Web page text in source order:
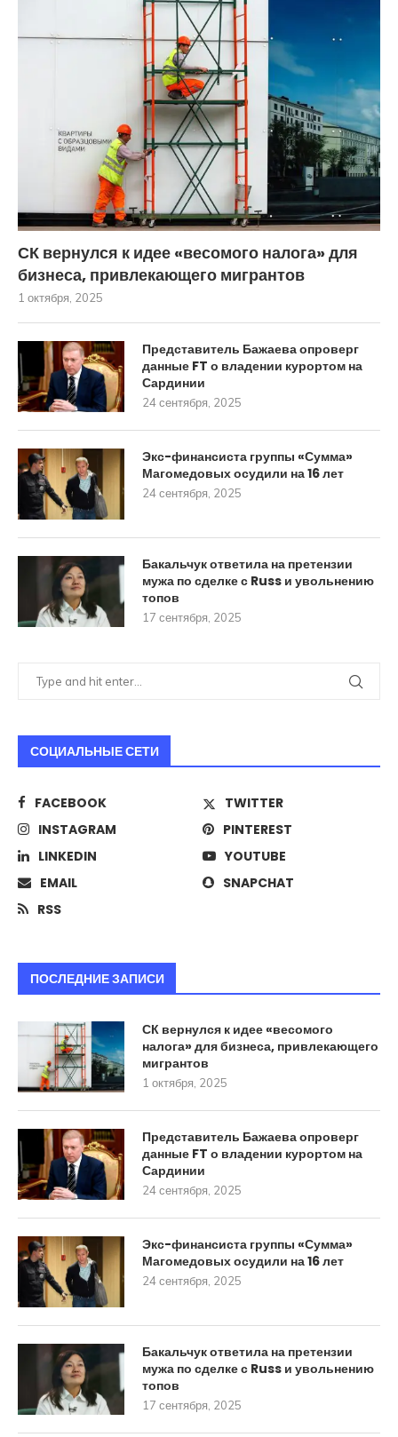
СК вернулся к идее «весомого налога» для
бизнеса, привлекающего мигрантов
1 октября, 2025
Представитель Бажаева опроверг
данные FT о владении курортом на
Сардинии
24 сентября, 2025
Экс-финансиста группы «Сумма»
Магомедовых осудили на 16 лет
24 сентября, 2025
Бакальчук ответила на претензии
мужа по сделке с Russ и увольнению
топов
17 сентября, 2025
СОЦИАЛЬНЫЕ СЕТИ
FACEBOOK
TWITTER
INSTAGRAM
PINTEREST
LINKEDIN
YOUTUBE
EMAIL
SNAPCHAT
RSS
ПОСЛЕДНИЕ ЗАПИСИ
СК вернулся к идее «весомого
налога» для бизнеса, привлекающего
мигрантов
1 октября, 2025
Представитель Бажаева опроверг
данные FT о владении курортом на
Сардинии
24 сентября, 2025
Экс-финансиста группы «Сумма»
Магомедовых осудили на 16 лет
24 сентября, 2025
Бакальчук ответила на претензии
мужа по сделке с Russ и увольнению
топов
17 сентября, 2025